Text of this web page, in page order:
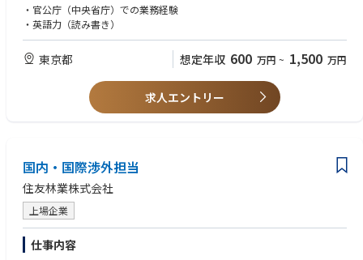
・官公庁（中央省庁）での業務経験
・英語力（読み書き）
東京都 想定年収 600 万円 ~ 1,500 万円
求人エントリー
国内・国際渉外担当
住友林業株式会社
上場企業
仕事内容